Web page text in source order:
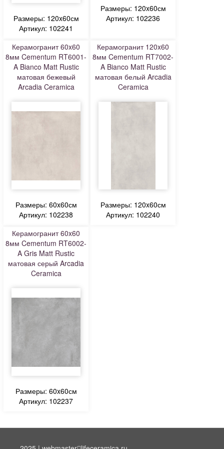
Размеры: 120x60см
Артикул: 102241
Размеры: 120x60см
Артикул: 102236
Керамогранит 60x60
8мм Cementum RT6001-
A Bianco Matt Rustic
матовая бежевый
Arcadia Ceramica
Размеры: 60x60см
Артикул: 102238
Керамогранит 120x60
8мм Cementum RT7002-
A Bianco Matt Rustic
матовая белый Arcadia
Ceramica
Размеры: 120x60см
Артикул: 102240
Керамогранит 60x60
8мм Cementum RT6002-
A Gris Matt Rustic
матовая серый Arcadia
Ceramica
Размеры: 60x60см
Артикул: 102237